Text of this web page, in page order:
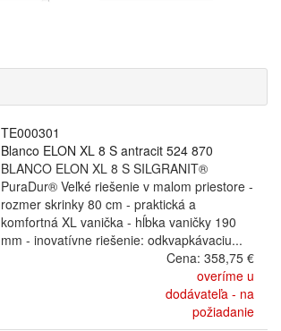
TE000301
Blanco ELON XL 8 S antracit 524 870
BLANCO ELON XL 8 S SILGRANIT®
PuraDur® Veľké riešenie v malom priestore -
rozmer skrinky 80 cm - praktická a
komfortná XL vanička - hĺbka vaničky 190
mm - inovatívne riešenie: odkvapkávaciu...
Cena: 358,75 €
overíme u
dodávateľa - na
požiadanie